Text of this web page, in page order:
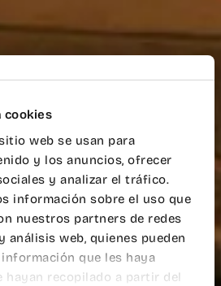
cookies
web se usan para
y los anuncios, ofrecer
y analizar el tráfico.
información sobre el uso que
nuestros partners de redes
análisis web, quienes pueden
que les haya
hayan recopilado a partir del